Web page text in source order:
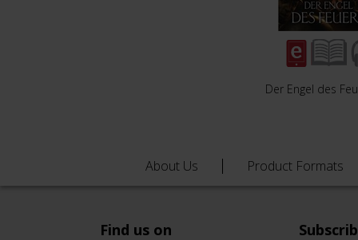
Der Engel des
About Us Product Formats
Find us on